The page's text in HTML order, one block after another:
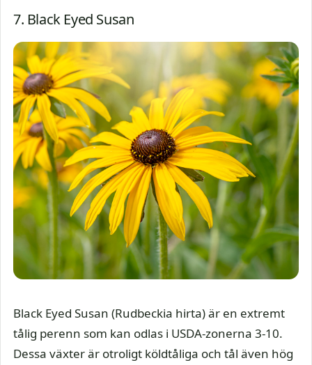
7. Black Eyed Susan
Black Eyed Susan (Rudbeckia hirta) är en extremt
tålig perenn som kan odlas i USDA-zonerna 3-10.
Dessa växter är otroligt köldtåliga och tål även hög